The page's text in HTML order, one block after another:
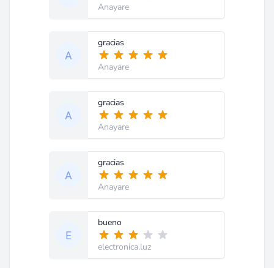
Anayare
gracias
Anayare
gracias
Anayare
gracias
Anayare
bueno
electronica.luz